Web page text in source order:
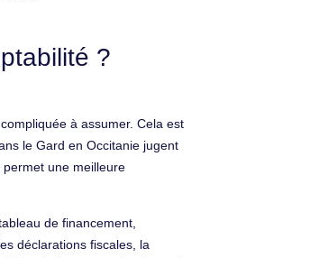
?
à assumer. Cela est
le Gard en Occitanie jugent
permet une meilleure
de financement,
déclarations fiscales, la